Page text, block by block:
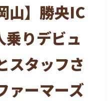
山】勝央IC
りデビュ
スタッフさ
ァーマーズ